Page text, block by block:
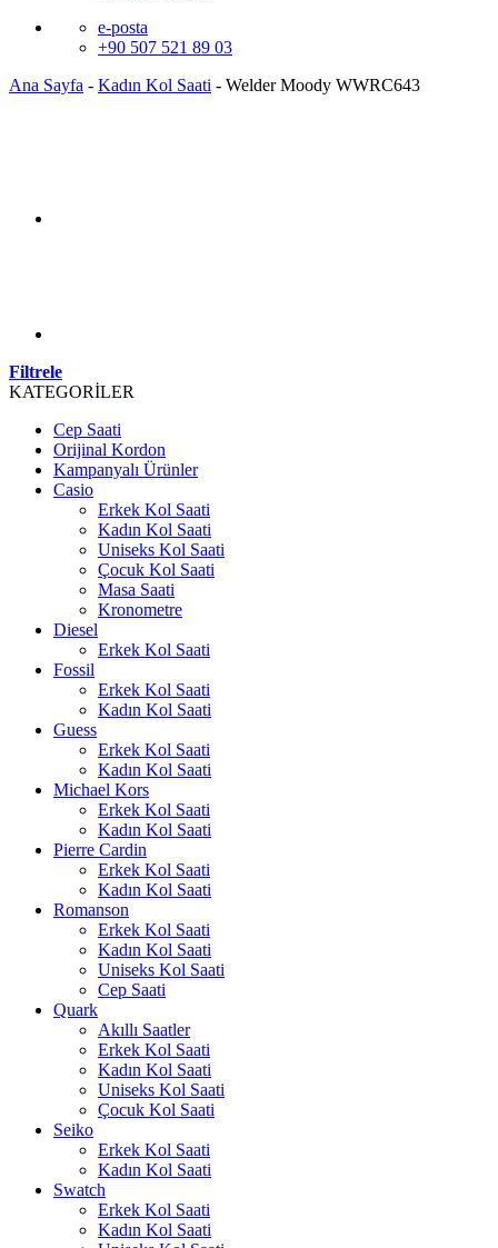
e-posta
+90 507 521 89 03
Ana Sayfa - Kadın Kol Saati - Welder Moody WWRC643
Filtrele
KATEGORİLER
Cep Saati
Orijinal Kordon
Kampanyalı Ürünler
Casio
Erkek Kol Saati
Kadın Kol Saati
Uniseks Kol Saati
Çocuk Kol Saati
Masa Saati
Kronometre
Diesel
Erkek Kol Saati
Fossil
Erkek Kol Saati
Kadın Kol Saati
Guess
Erkek Kol Saati
Kadın Kol Saati
Michael Kors
Erkek Kol Saati
Kadın Kol Saati
Pierre Cardin
Erkek Kol Saati
Kadın Kol Saati
Romanson
Erkek Kol Saati
Kadın Kol Saati
Uniseks Kol Saati
Cep Saati
Quark
Akıllı Saatler
Erkek Kol Saati
Kadın Kol Saati
Uniseks Kol Saati
Çocuk Kol Saati
Seiko
Erkek Kol Saati
Kadın Kol Saati
Swatch
Erkek Kol Saati
Kadın Kol Saati